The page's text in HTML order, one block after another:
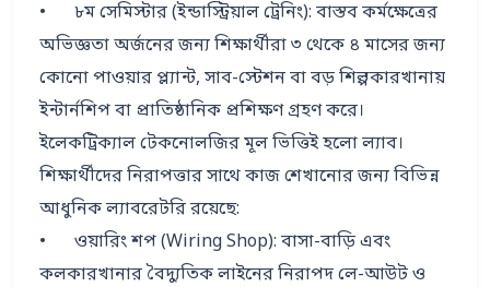
•	৮ম সেমিস্টার (ইন্ডাস্ট্রিয়াল ট্রেনিং): বাস্তব কর্মক্ষেত্রের
অভিজ্ঞতা অর্জনের জন্য শিক্ষার্থীরা ৩ থেকে ৪ মাসের জন্য
কোনো পাওয়ার প্ল্যান্ট, সাব-স্টেশন বা বড় শিল্পকারখানায়
ইন্টার্নশিপ বা প্রাতিষ্ঠানিক প্রশিক্ষণ গ্রহণ করে।
ইলেকট্রিক্যাল টেকনোলজির মূল ভিত্তিই হলো ল্যাব।
শিক্ষার্থীদের নিরাপত্তার সাথে কাজ শেখানোর জন্য বিভিন্ন
আধুনিক ল্যাবরেটরি রয়েছে:
•	ওয়ারিং শপ (Wiring Shop): বাসা-বাড়ি এবং
কলকারখানার বৈদ্যুতিক লাইনের নিরাপদ লে-আউট ও